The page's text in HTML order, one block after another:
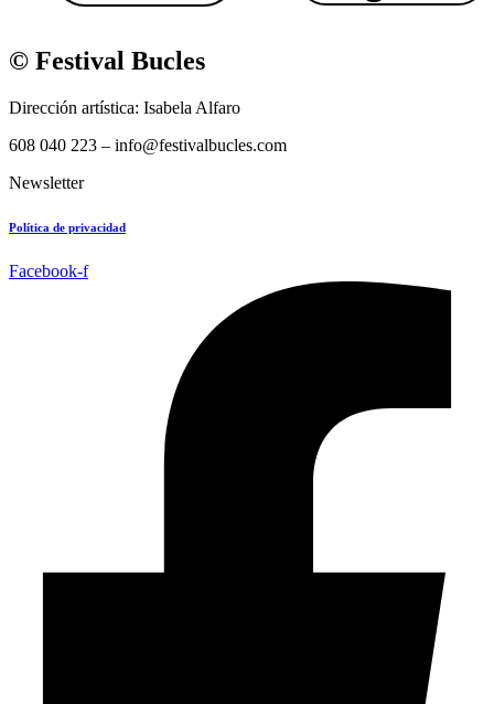
© Festival Bucles
Dirección artística: Isabela Alfaro
608 040 223 – info@festivalbucles.com
Newsletter
Política de privacidad
Facebook-f